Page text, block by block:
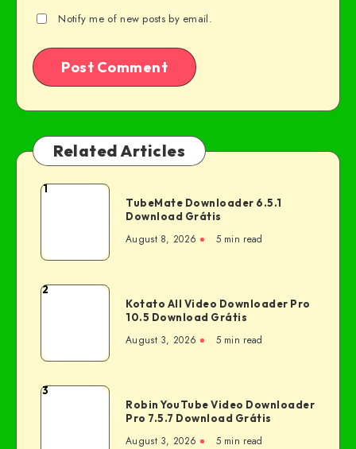
Notify me of new posts by email.
Related Articles
1
TubeMate Downloader 6.5.1
Download Grátis
August 8, 2026 5 min read
2
Kotato All Video Downloader Pro
10.5 Download Grátis
August 3, 2026 5 min read
3
Robin YouTube Video Downloader
Pro 7.5.7 Download Grátis
August 3, 2026 5 min read